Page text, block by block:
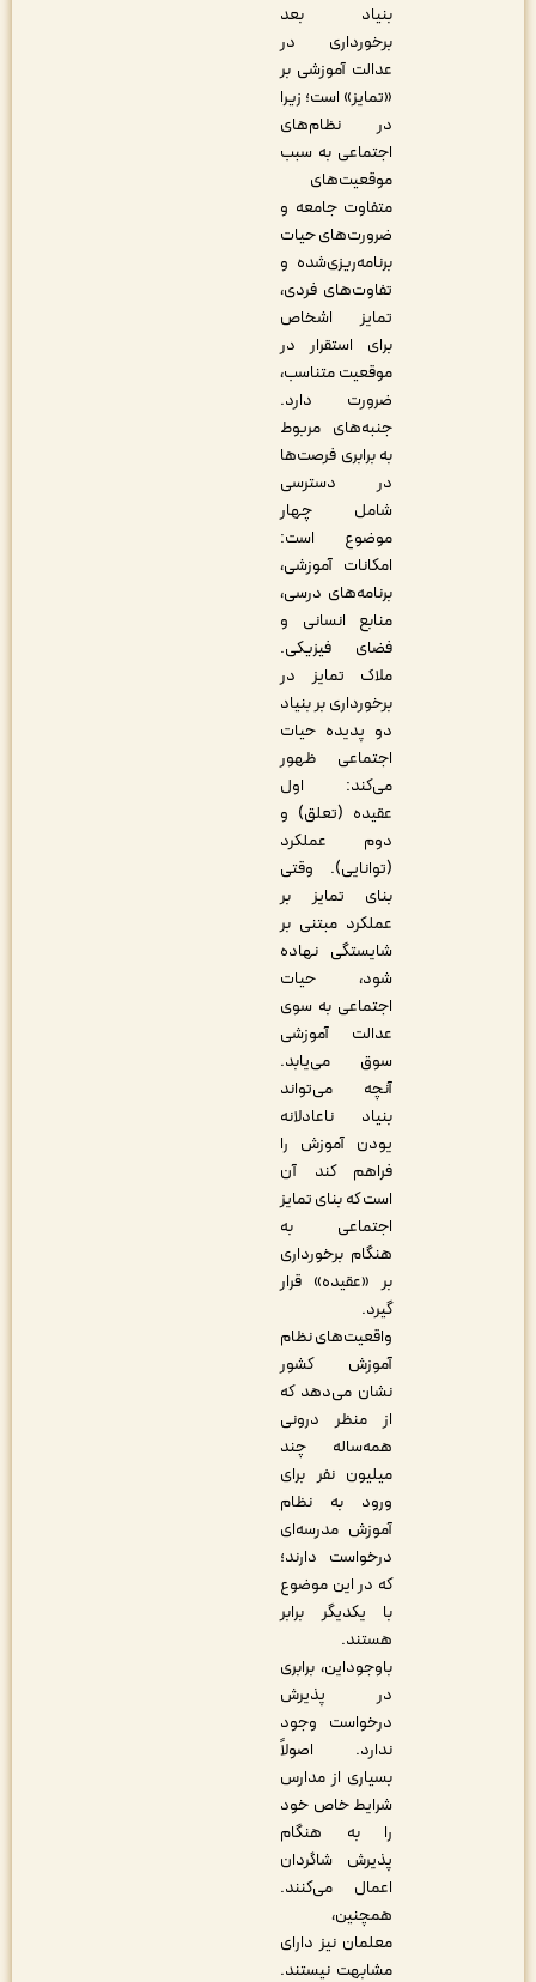
بنیاد بعد
برخورداری در
عدالت آموزشی بر
«تمایز» است؛ زیرا
در نظام‌های
اجتماعی به سبب
موقعیت‌های
متفاوت جامعه و
ضرورت‌های حیات
برنامه‌ریزی‌شده و
تفاوت‌‎های فردی،
تمایز اشخاص
برای استقرار در
موقعیت متناسب،
ضرورت دارد.
جنبه‌های مربوط
به برابری فرصت‌ها
در دسترسی
شامل چهار
موضوع است:
امکانات آموزشی،
برنامه‌های درسی،
منابع انسانی و
فضای فیزیکی.
ملاک تمایز در
برخورداری بر بنیاد
دو پدیده حیات
اجتماعی ظهور
می‌کند: اول
عقیده (تعلق) و
دوم عملکرد
(توانایی). وقتی
بنای تمایز بر
عملکرد مبتنی بر
شایستگی نهاده
شود، حیات
اجتماعی به سوی
عدالت آموزشی
سوق می‌یابد.
آنچه می‌تواند
بنیاد ناعادلانه
یودن آموزش را
فراهم کند آن
است که بنای تمایز
اجتماعی به
هنگام برخورداری
بر «عقیده» قرار
واقعیت‌های نظام
آموزش کشور
نشان می‌دهد که
از منظر درونی
همه‌ساله چند
میلیون نفر برای
ورود به نظام
آموزش مدرسه‌‎ای
درخواست دارند؛
که در این موضوع
با یکدیگر برابر
باوجوداین، برابری
در پذیرش
درخواست وجود
ندارد. اصولاً
بسیاری از مدارس
شرایط خاص خود
را به هنگام
پذیرش شاگردان
اعمال می‌کنند.
همچنین،
معلمان نیز دارای
مشابهت نیستند.